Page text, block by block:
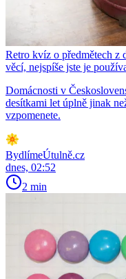
Retro kvíz o předmětech z
věcí, nejspíše jste je
Domácnosti v
desítkami let úplně jinak
vzpomenete.
BydlímeÚtulně.cz
dnes, 02:52
2 min